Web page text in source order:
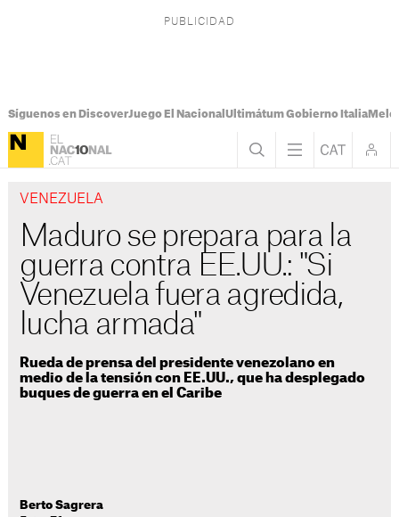
Síguenos en DiscoverJuego El Nacional Ultimátum Gobierno Italia
VENEZUELA
Maduro se prepara para la
guerra contra EE.UU.: "Si
Venezuela fuera agredida,
lucha armada"
Rueda de prensa del presidente venezolano en
medio de la tensión con EE.UU., que ha desplegado
buques de guerra en el Caribe
Berto Sagrera